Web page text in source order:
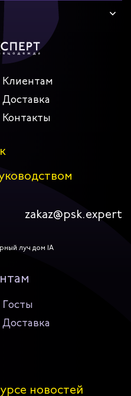
Клиентам
Доставка
Контакты
zakaz@psk.expert
луч дом 1А
Госты
Доставка
новостей